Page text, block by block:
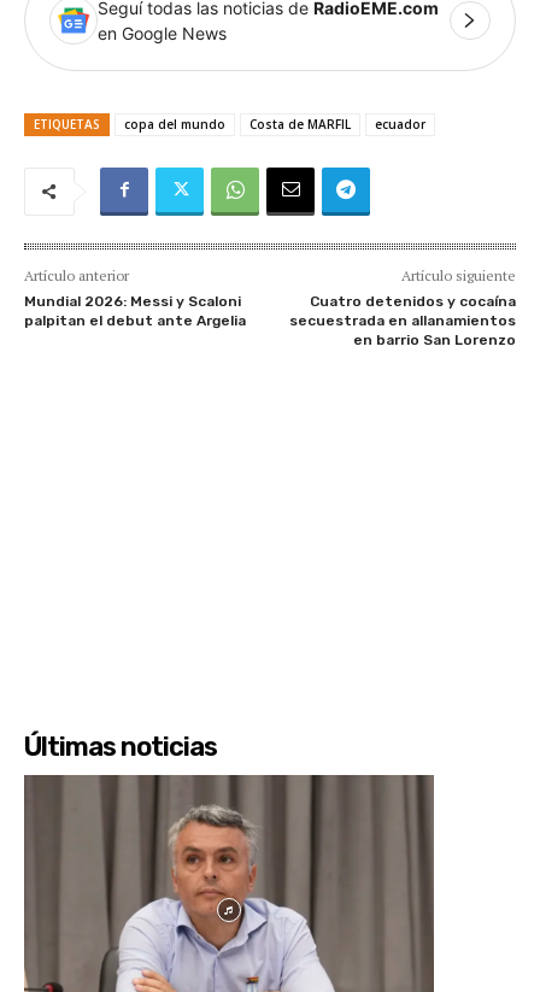
Seguí todas las noticias de RadioEME.com
en Google News
ETIQUETAS copa del mundo Costa de MARFIL ecuador
Artículo anterior
Mundial 2026: Messi y Scaloni
palpitan el debut ante Argelia
Artículo siguiente
Cuatro detenidos y cocaína
secuestrada en allanamientos
en barrio San Lorenzo
Últimas noticias